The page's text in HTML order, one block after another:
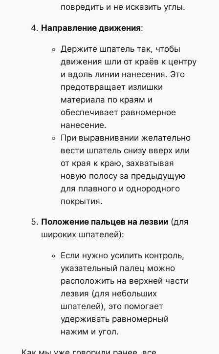
повредить и не исказить углы.
Направление движения:
Держите шпатель так, чтобы
движения шли от краёв к центру
и вдоль линии нанесения. Это
предотвращает излишки
материала по краям и
обеспечивает равномерное
нанесение.
При выравнивании желательно
вести шпатель снизу вверх или
от края к краю, захватывая
новую полосу за предыдущую
для плавного и однородного
покрытия.
Положение пальцев на лезвии(для
широких шпателей):
Если нужно усилить контроль,
указательный палец можно
расположить на верхней части
лезвия (для небольших
шпателей), это помогает
удерживать равномерный
нажим и угол.